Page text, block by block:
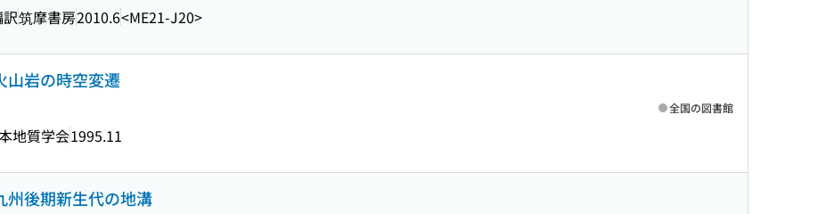
筑摩書房2010.6<ME21-J20>
山岩の時空変遷
地質学会1995.11
全国の図書館
州後期新生代の地溝